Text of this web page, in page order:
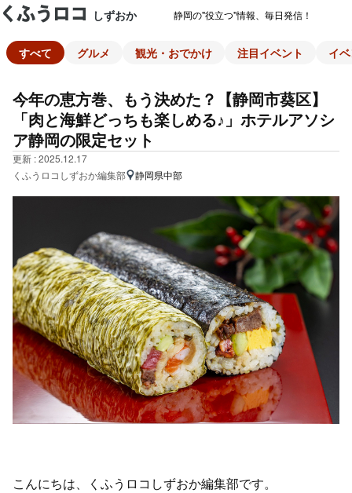
しずおか 静岡の"役立つ"情報、毎日発信！
すべて グルメ 観光・おでかけ 注目イベント イ
今年の恵方巻、もう決めた？【静岡市葵区】
「肉と海鮮どっちも楽しめる♪」ホテルアソシ
ア静岡の限定セット
更新 : 2025.12.17
くふうロコしずおか編集部
静岡県中部
こんにちは、くふうロコしずおか編集部です。